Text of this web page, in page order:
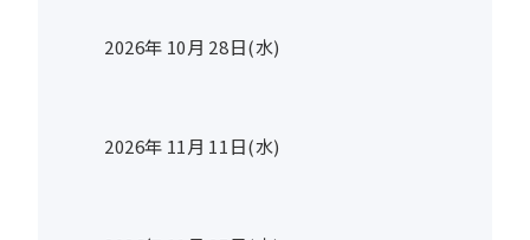
2026年 10月 28日(水)
2026年 11月 11日(水)